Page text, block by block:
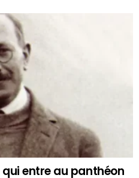
qui entre au panthéon